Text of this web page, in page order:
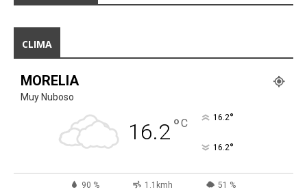
CLIMA
MORELIA
Muy Nuboso
16.2°C 16.2°
16.2°
90 % 1.1kmh 51 %